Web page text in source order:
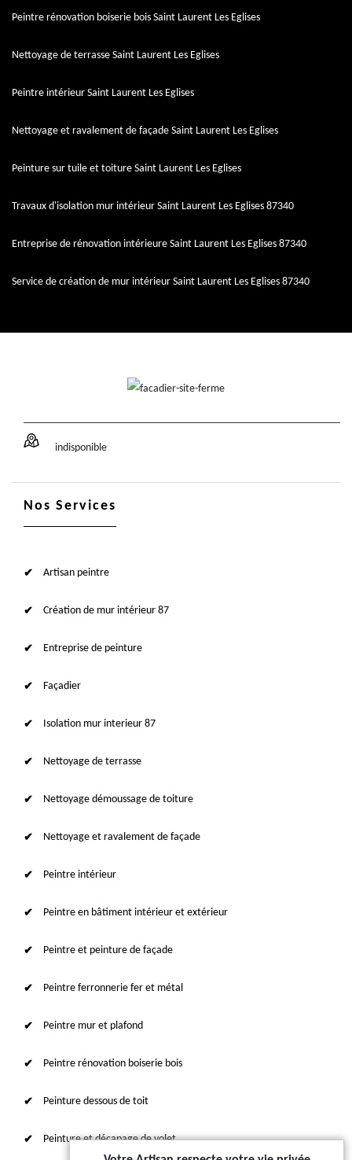
Peintre rénovation boiserie bois Saint Laurent Les Eglises
Nettoyage de terrasse Saint Laurent Les Eglises
Peintre intérieur Saint Laurent Les Eglises
Nettoyage et ravalement de façade Saint Laurent Les Eglises
Peinture sur tuile et toiture Saint Laurent Les Eglises
Travaux d'isolation mur intérieur Saint Laurent Les Eglises 87340
Entreprise de rénovation intérieure Saint Laurent Les Eglises 87340
Service de création de mur intérieur Saint Laurent Les Eglises 87340
indisponible
Nos Services
Artisan peintre
Création de mur intérieur 87
Entreprise de peinture
Façadier
Isolation mur interieur 87
Nettoyage de terrasse
Nettoyage démoussage de toiture
Nettoyage et ravalement de façade
Peintre intérieur
Peintre en bâtiment intérieur et extérieur
Peintre et peinture de façade
Peintre ferronnerie fer et métal
Peintre mur et plafond
Peintre rénovation boiserie bois
Peinture dessous de toit
Peinture et décapage de volet